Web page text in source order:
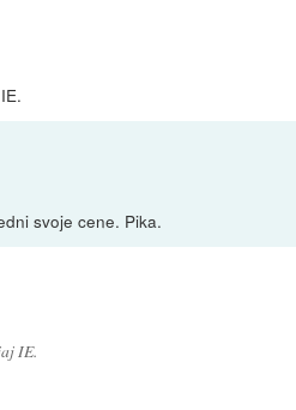
svoje cene. Pika.
IE.